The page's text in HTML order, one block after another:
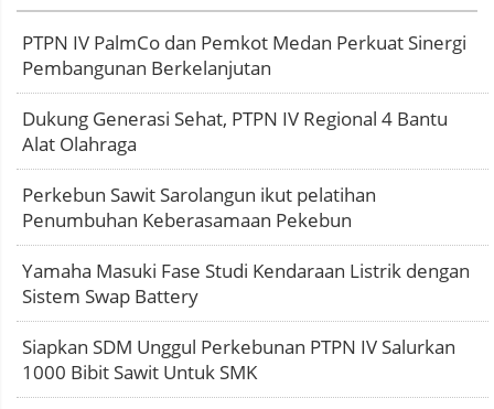
PTPN IV PalmCo dan Pemkot Medan Perkuat Sinergi
Pembangunan Berkelanjutan
Dukung Generasi Sehat, PTPN IV Regional 4 Bantu
Alat Olahraga
Perkebun Sawit Sarolangun ikut pelatihan
Penumbuhan Keberasamaan Pekebun
Yamaha Masuki Fase Studi Kendaraan Listrik dengan
Sistem Swap Battery
Siapkan SDM Unggul Perkebunan PTPN IV Salurkan
1000 Bibit Sawit Untuk SMK